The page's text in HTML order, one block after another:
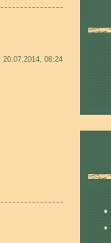
20.07.2014, 08:24